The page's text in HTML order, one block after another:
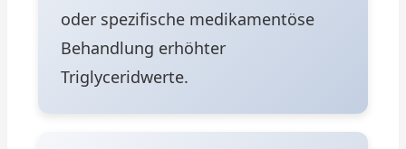
oder spezifische medikamentöse
Behandlung erhöhter
Triglyceridwerte.